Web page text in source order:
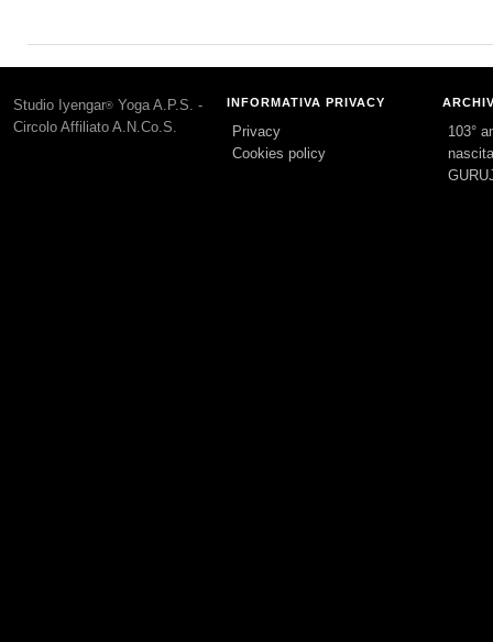
Studio Iyengar® Yoga A.P.S. -
Circolo Affiliato A.N.Co.S.
INFORMATIVA PRIVACY
Privacy
Cookies policy
103°